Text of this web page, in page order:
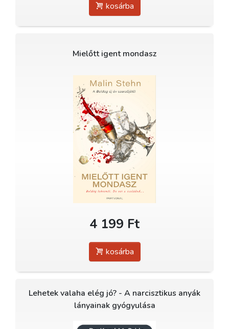
kosárba
Mielőtt igent mondasz
4 199 Ft
kosárba
Lehetek valaha elég jó? - A narcisztikus anyák
lányainak gyógyulása